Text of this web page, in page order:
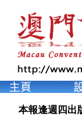
本報逢週四出